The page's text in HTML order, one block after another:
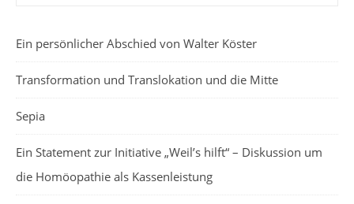
Ein persönlicher Abschied von Walter Köster
Transformation und Translokation und die Mitte
Sepia
Ein Statement zur Initiative „Weil’s hilft“ – Diskussion um
die Homöopathie als Kassenleistung